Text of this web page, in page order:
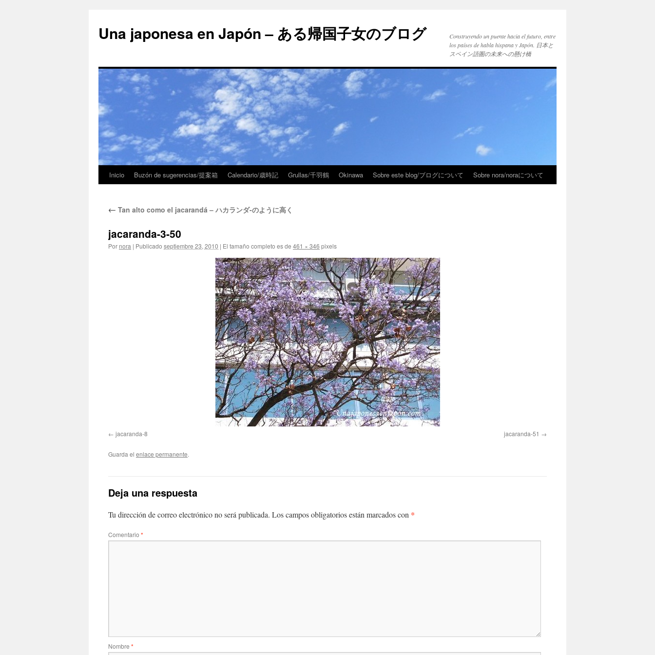
Una japonesa en Japón – ある帰国子女のブログ
Construyendo un puente hacia el futuro, entre
los países de habla hispana y Japón. 日本と
スペイン語圏の未来への懸け橋
Inicio Buzón de sugerencias/提案箱 Calendario/歳時記 Grullas/千羽鶴 Okinawa Sobre este blog/ブログについて Sobre nora/noraについて
← Tan alto como el jacarandá – ハカランダ-のように高く
jacaranda-3-50
Por nora | Publicado septiembre 23, 2010 | El tamaño completo es de 461 × 346 pixels
jacaranda-8 jacaranda-51
Guarda el enlace permanente.
Deja una respuesta
Tu dirección de correo electrónico no será publicada. Los campos obligatorios están marcados con *
Comentario *
Nombre *